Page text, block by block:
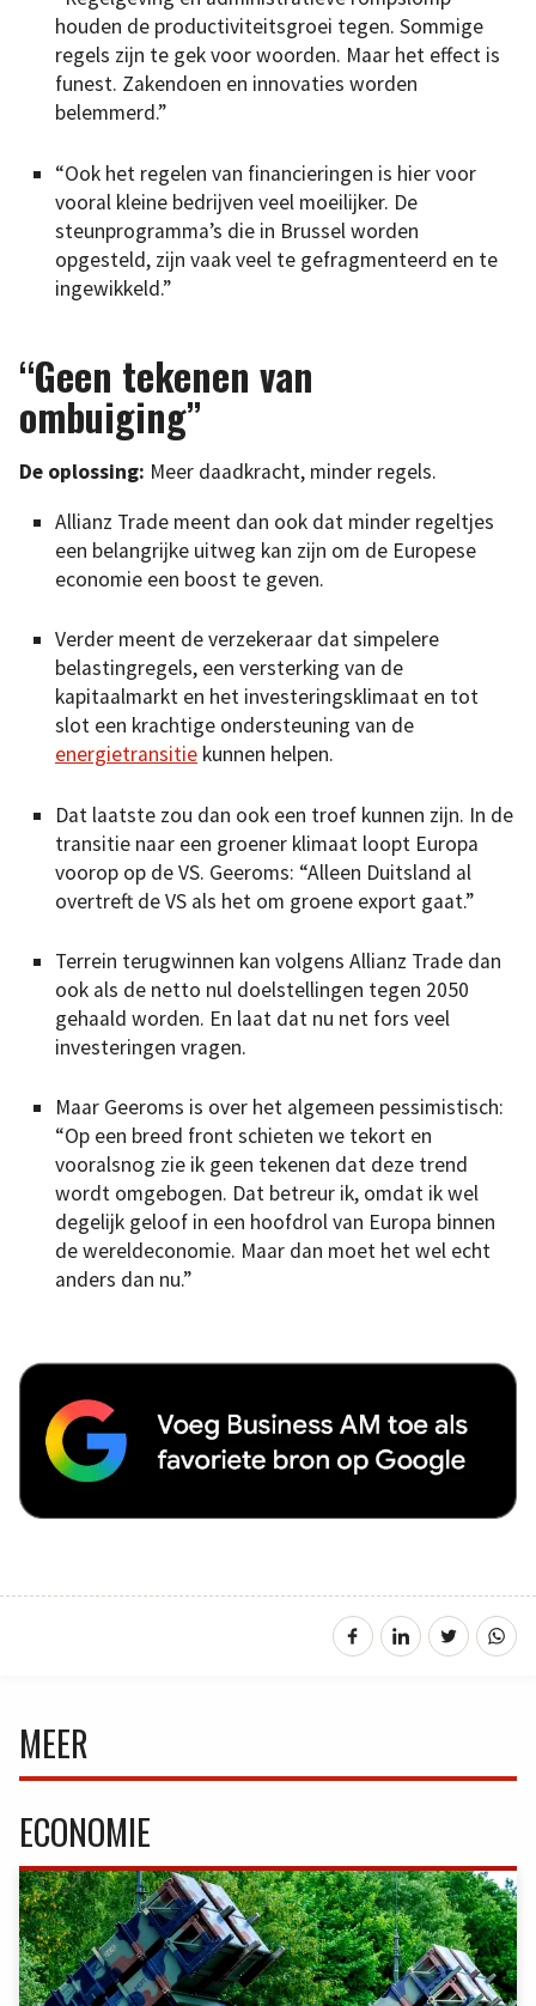
houden de productiviteitsgroei tegen. Sommige
regels zijn te gek voor woorden. Maar het effect is
funest. Zakendoen en innovaties worden
belemmerd.”
“Ook het regelen van financieringen is hier voor
vooral kleine bedrijven veel moeilijker. De
steunprogramma’s die in Brussel worden
opgesteld, zijn vaak veel te gefragmenteerd en te
ingewikkeld.”
“Geen tekenen van
ombuiging”
De oplossing: Meer daadkracht, minder regels.
Allianz Trade meent dan ook dat minder regeltjes
een belangrijke uitweg kan zijn om de Europese
economie een boost te geven.
Verder meent de verzekeraar dat simpelere
belastingregels, een versterking van de
kapitaalmarkt en het investeringsklimaat en tot
slot een krachtige ondersteuning van de
energietransitie kunnen helpen.
Dat laatste zou dan ook een troef kunnen zijn. In de
transitie naar een groener klimaat loopt Europa
voorop op de VS. Geeroms: “Alleen Duitsland al
overtreft de VS als het om groene export gaat.”
Terrein terugwinnen kan volgens Allianz Trade dan
ook als de netto nul doelstellingen tegen 2050
gehaald worden. En laat dat nu net fors veel
investeringen vragen.
Maar Geeroms is over het algemeen pessimistisch:
“Op een breed front schieten we tekort en
vooralsnog zie ik geen tekenen dat deze trend
wordt omgebogen. Dat betreur ik, omdat ik wel
degelijk geloof in een hoofdrol van Europa binnen
de wereldeconomie. Maar dan moet het wel echt
anders dan nu.”
MEER
ECONOMIE